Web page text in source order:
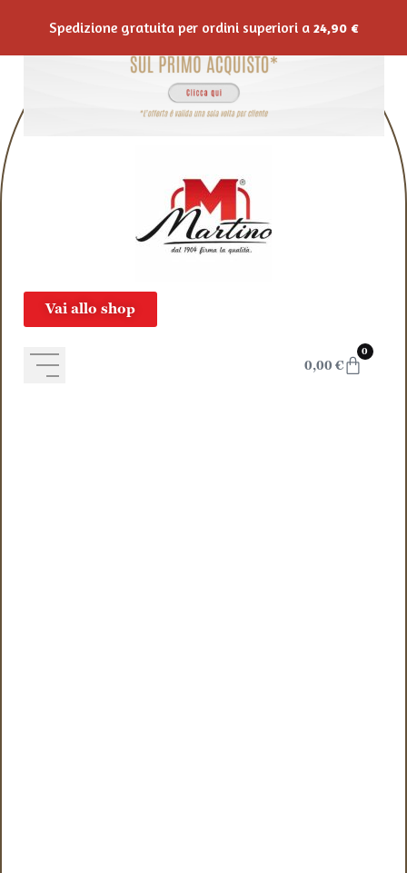
Vai allo shop
0,00 €
0
Spedizione gratuita per ordini superiori a 24,90 €